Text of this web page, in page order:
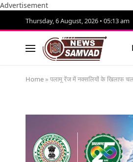
Advertisement
Thursday, 6 August, 2026 • 05:13 am
Home » पलामू रेंज में नक्सलियों के खिलाफ